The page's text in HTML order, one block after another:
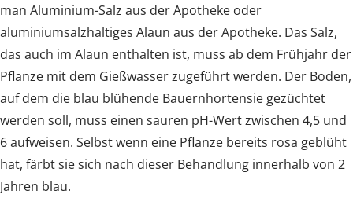
man Aluminium-Salz aus der Apotheke oder
aluminiumsalzhaltiges Alaun aus der Apotheke. Das Salz,
das auch im Alaun enthalten ist, muss ab dem Frühjahr der
Pflanze mit dem Gießwasser zugeführt werden. Der Boden,
auf dem die blau blühende Bauernhortensie gezüchtet
werden soll, muss einen sauren pH-Wert zwischen 4,5 und
6 aufweisen. Selbst wenn eine Pflanze bereits rosa geblüht
hat, färbt sie sich nach dieser Behandlung innerhalb von 2
Jahren blau.